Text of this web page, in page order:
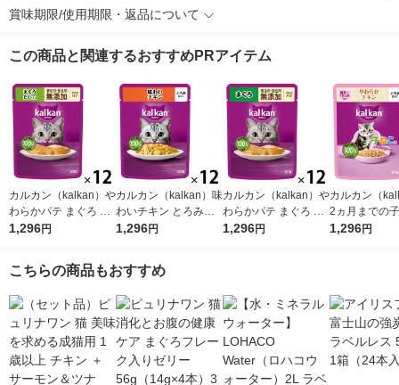
賞味期限/使用期限・返品について
この商品と関連するおすすめPRアイテム
カルカン（kalkan）や
わらかパテ まぐろ た
い入り 着色料・発色
ト
1,296円
カルカン（kalkan）味
わいチキン とろみ仕
立て 60g 12袋 マース
1,296円
カルカン（kalkan）や
わらかパテ まぐろ 着
色料・発色剤 無添加
1,296円
カルカン（
2ヵ月までの
やわらかチキ
1,296円
こちらの商品もおすすめ